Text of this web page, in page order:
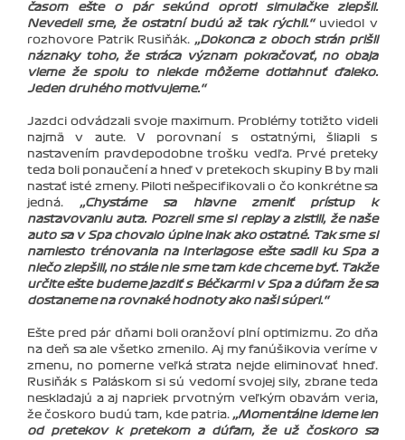
časom ešte o pár sekúnd oproti simulačke zlepšil.
Nevedeli sme, že ostatní budú až tak rýchli.‘‘uviedol v
rozhovore Patrik Rusiňák. ‚‚Dokonca z oboch strán prišli
náznaky toho, že stráca význam pokračovať, no obaja
vieme že spolu to niekde môžeme dotiahnuť ďaleko.
Jeden druhého motivujeme.‘‘
Jazdci odvádzali svoje maximum. Problémy totižto videli
najmä v aute. V porovnaní s ostatnými, šliapli s
nastavením pravdepodobne trošku vedľa. Prvé preteky
teda boli ponaučení a hneď v pretekoch skupiny B by mali
nastať isté zmeny. Piloti nešpecifikovali o čo konkrétne sa
jedná. ‚‚Chystáme sa hlavne zmeniť prístup k
nastavovaniu auta. Pozreli sme si replay a zistili, že naše
auto sa v Spa chovalo úplne inak ako ostatné. Tak sme si
namiesto trénovania na Interlagose ešte sadli ku Spa a
niečo zlepšili, no stále nie sme tam kde chceme byť. Takže
určite ešte budeme jazdiť s Béčkarmi v Spa a dúfam že sa
dostaneme na rovnaké hodnoty ako naši súperi.‘‘
Ešte pred pár dňami boli oranžoví plní optimizmu. Zo dňa
na deň sa ale všetko zmenilo. Aj my fanúšikovia veríme v
zmenu, no pomerne veľká strata nejde eliminovať hneď.
Rusiňák s Paláskom si sú vedomí svojej sily, zbrane teda
neskladajú a aj napriek prvotným veľkým obavám veria,
že čoskoro budú tam, kde patria. ‚‚Momentálne ideme len
od pretekov k pretekom a dúfam, že už čoskoro sa